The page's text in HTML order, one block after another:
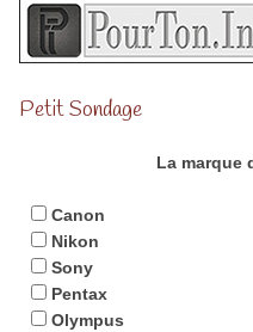
Petit Sondage
La marque
Canon
Nikon
Sony
Pentax
Olympus